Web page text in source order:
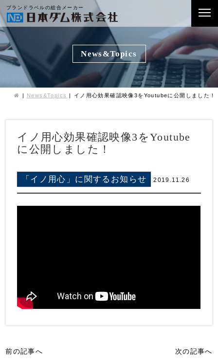
ブランドラベルの総合メーカー
News&Topics
News&Topics イノ用心効果確認映像3をYoutubeに公開しました！
イノ用心効果確認映像3をYoutube
に公開しました！
「イノ用心」に関するお知らせ 2019.11.26
前の記事へ 次の記事へ